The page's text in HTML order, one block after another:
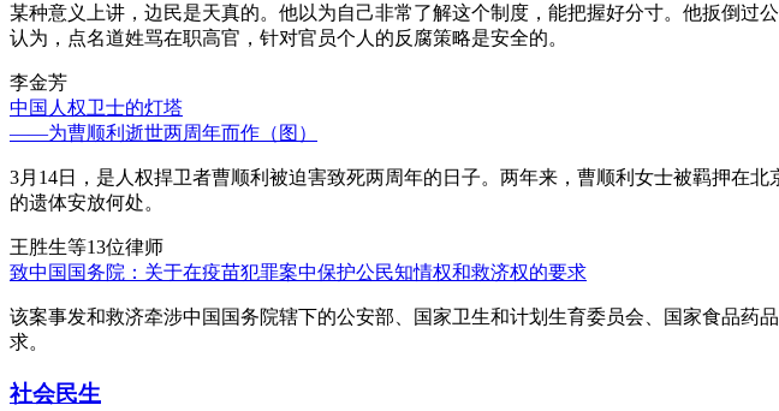
某种意义上讲，边民是天真的。他以为自己非常了解这个制度，能把握好分寸。他扳倒
认为，点名道姓骂在职高官，针对官员个人的反腐策略是安全的。
李金芳
中国人权卫士的灯塔
——为曹顺利逝世两周年而作（图）
3月14日，是人权捍卫者曹顺利被迫害致死两周年的日子。两年来，曹顺利女士被羁押在
的遗体安放何处。
王胜生等13位律师
致中国国务院：关于在疫苗犯罪案中保护公民知情权和救济权的要求
该案事发和救济牵涉中国国务院辖下的公安部、国家卫生和计划生育委员会、国家食品
求。
社会民生